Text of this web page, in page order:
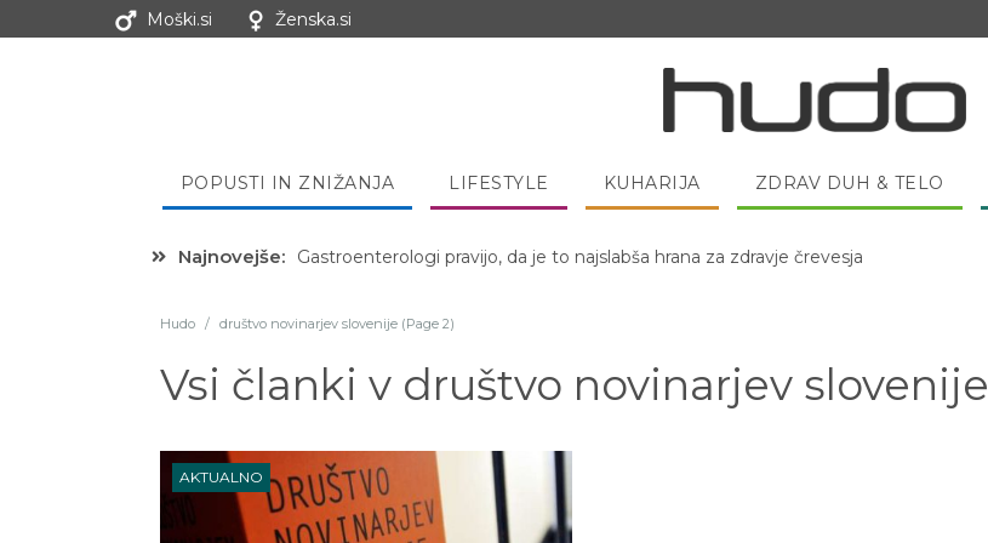
Moški.si Ženska.si
POPUSTI IN ZNIŽANJA LIFESTYLE KUHARIJA ZDRAV DUH & TELO
Najnovejše: Gastroenterologi pravijo, da je to najslabša hrana za zdravje črevesja
Hudo / društvo novinarjev slovenije (Page 2)
Vsi članki v društvo novinarjev slovenije
AKTUALNO